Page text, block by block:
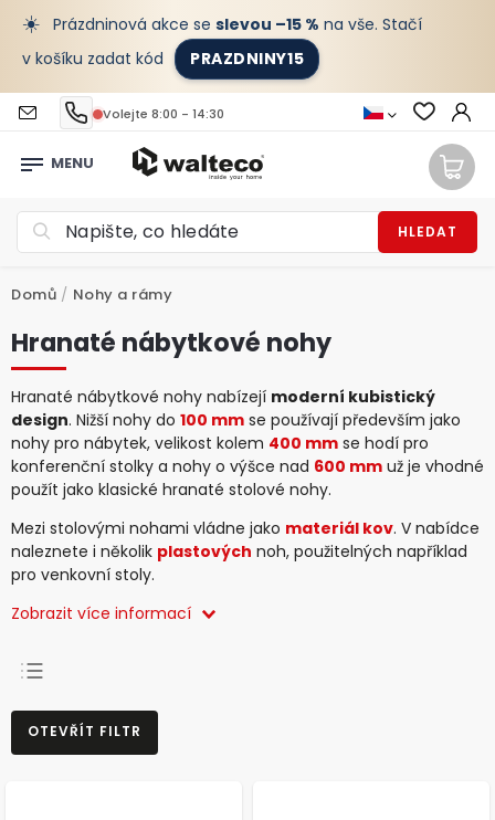
☀️ Prázdninová akce se slevou –15 % na vše. Stačí
v košíku zadat kód
PRAZDNINY15
Volejte 8:00 - 14:30
HLEDAT
Domů / Nohy a rámy
Hranaté nábytkové nohy
Hranaté nábytkové nohy nabízejí moderní kubistický
design. Nižší nohy do 100 mm se používají především jako
nohy pro nábytek, velikost kolem 400 mm se hodí pro
konferenční stolky a nohy o výšce nad 600 mm už je vhodné
použít jako klasické hranaté stolové nohy.
Mezi stolovými nohami vládne jako materiál kov. V nabídce
naleznete i několik plastových noh, použitelných například
pro venkovní stoly.
Zobrazit více informací
NEJPRODÁVANĚJŠÍ
NEJLEVNĚJŠÍ
OTEVŘÍT FILTR